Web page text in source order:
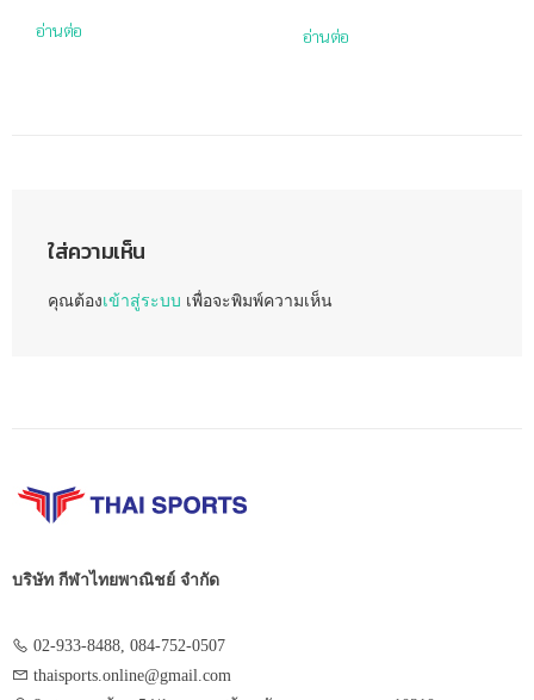
อ่านต่อ อ่านต่อ
ใส่ความเห็น
คุณต้องเข้าสู่ระบบ เพื่อจะพิมพ์ความเห็น
บริษัท กีฬาไทยพาณิชย์ จำกัด
02-933-8488, 084-752-0507
thaisports.online@gmail.com